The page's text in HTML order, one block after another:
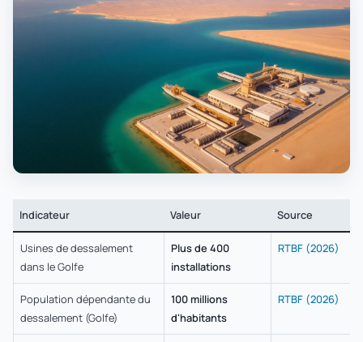
Indicateur Valeur Source
Usines de dessalement
dans le Golfe
Plus de 400
installations
RTBF (2026)
Population dépendante du
dessalement (Golfe)
100 millions
d'habitants
RTBF (2026)